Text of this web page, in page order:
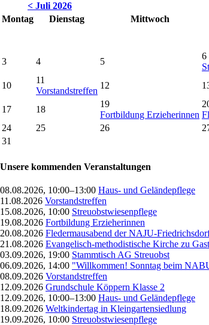
< Juli 2026
Montag
Dienstag Mittwoch
3
4 5
6
10
11
Vorstandstreffen
12
17 18
19
Fortbildung Erzieherinnen
24
25 26
31
Unsere kommenden Veranstaltungen
08.08.2026, 10:00–13:00 Haus- und Geländepflege
11.08.2026 Vorstandstreffen
15.08.2026, 10:00 Streuobstwiesenpflege
19.08.2026 Fortbildung Erzieherinnen
20.08.2026 Fledermausabend der NAJU-
21.08.2026 Evangelisch-methodistische Kirche zu Gast
03.09.2026, 19:00 Stammtisch AG Streuobst
06.09.2026, 14:00 "Willkommen! Sonntag beim
08.09.2026 Vorstandstreffen
12.09.2026 Grundschule Köppern Klasse 2
12.09.2026, 10:00–13:00 Haus- und Geländepflege
18.09.2026 Weltkindertag in Kleingartensiedlung
19.09.2026, 10:00 Streuobstwiesenpflege